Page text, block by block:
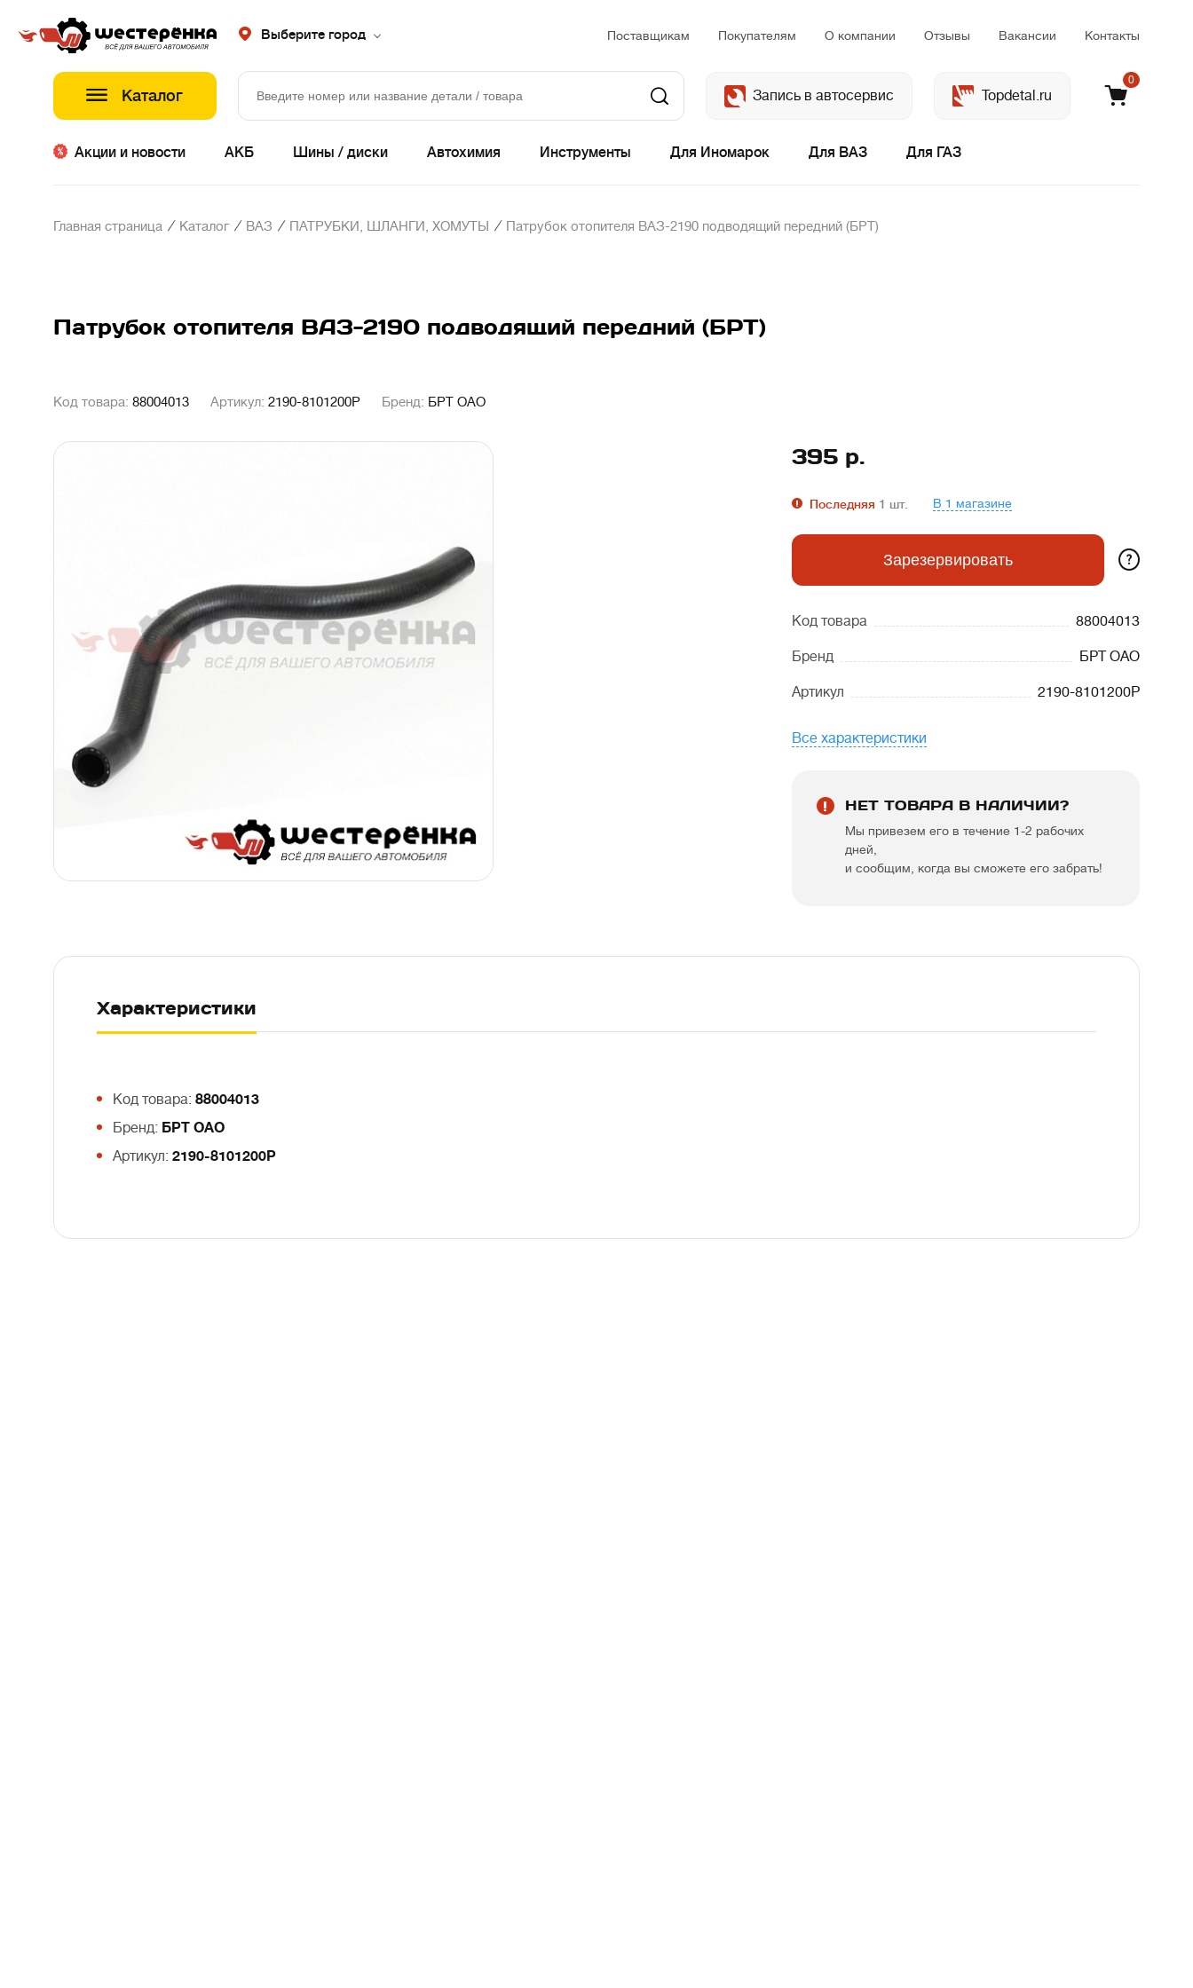
Выберите город Поставщикам Покупателям О компании Отзывы Вакансии Контакты
Каталог Запись в автосервис Topdetal.ru
0
Акции и новости АКБ Шины / диски Автохимия Инструменты Для Иномарок Для ВАЗ Для ГАЗ
Главная страница / Каталог / ВАЗ / ПАТРУБКИ, ШЛАНГИ, ХОМУТЫ / Патрубок отопителя ВАЗ-2190 подводящий передний (БРТ)
Патрубок отопителя ВАЗ-2190 подводящий передний (БРТ)
Код товара: 88004013 Артикул: 2190-8101200Р Бренд: БРТ ОАО
395 р.
Последняя 1 шт. В 1 магазине
Зарезервировать ?
Код товара 88004013
Бренд БРТ ОАО
Артикул 2190-8101200Р
Все характеристики
НЕТ ТОВАРА В НАЛИЧИИ?
Мы привезем его в течение 1-2 рабочих
дней,
и сообщим, когда вы сможете его забрать!
Характеристики
Код товара: 88004013
Бренд: БРТ ОАО
Артикул: 2190-8101200Р